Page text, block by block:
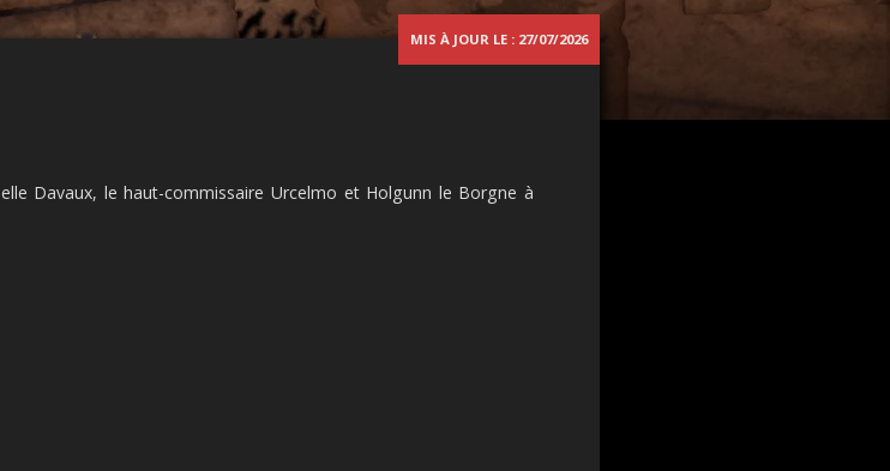
MIS À JOUR LE : 27/07/2026
Davaux, le haut-commissaire Urcelmo et Holgunn le Borgne à